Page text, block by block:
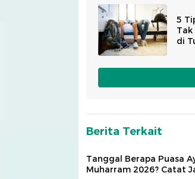
5
Tak
di
Berita Terkait
Tanggal Berapa Puasa
Muharram 2026? Catat